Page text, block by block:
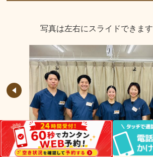
写真は左右にスライドできます